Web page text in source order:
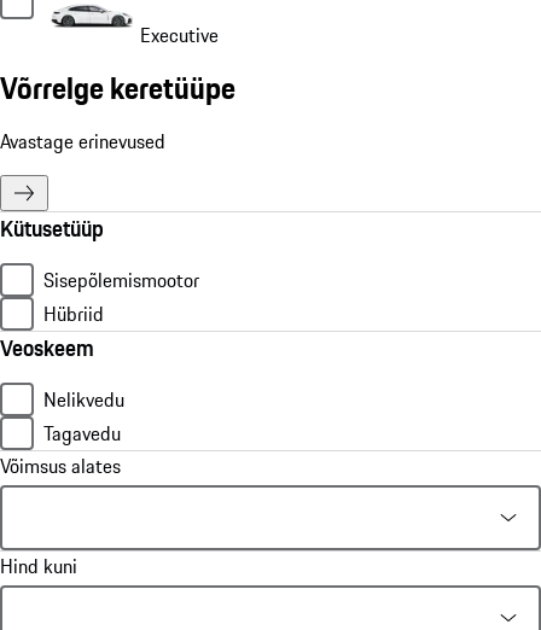
Executive
Võrrelge keretüüpe
Avastage erinevused
Kütusetüüp
Sisepõlemismootor
Hübriid
Veoskeem
Nelikvedu
Tagavedu
Võimsus alates
Hind kuni